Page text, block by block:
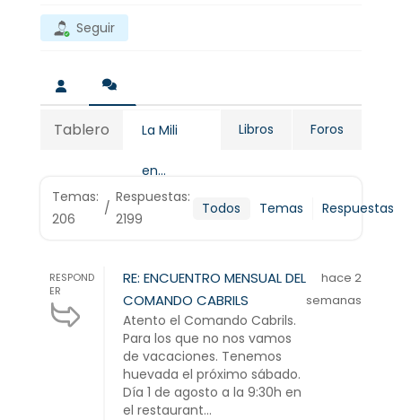
Seguir
Tablero La Mili
en...
Libros Foros
Temas:
206
/
Respuestas:
2199
Todos Temas Respuestas
RESPOND
ER
RE: ENCUENTRO MENSUAL DEL
COMANDO CABRILS
Atento el Comando Cabrils.
Para los que no nos vamos
de vacaciones. Tenemos
huevada el próximo sábado.
Día 1 de agosto a la 9:30h en
el restaurant...
hace 2
semanas